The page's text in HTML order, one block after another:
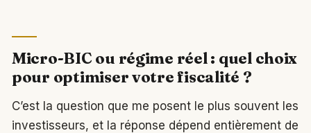
Micro-BIC ou régime réel : quel choix
pour optimiser votre fiscalité ?
C’est la question que me posent le plus souvent les
investisseurs, et la réponse dépend entièrement de